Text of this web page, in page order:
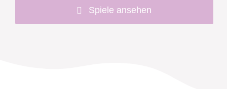
Spiele ansehen